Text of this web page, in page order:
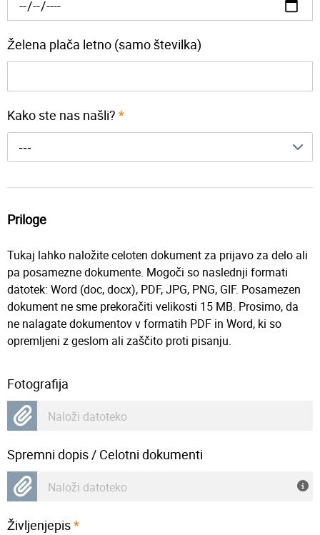
Želena plača letno (samo številka)
Kako ste nas našli? *
---
Priloge
Tukaj lahko naložite celoten dokument za prijavo za delo ali
pa posamezne dokumente. Mogoči so naslednji formati
datotek: Word (doc, docx), PDF, JPG, PNG, GIF. Posamezen
dokument ne sme prekoračiti velikosti 15 MB. Prosimo, da
ne nalagate dokumentov v formatih PDF in Word, ki so
opremljeni z geslom ali zaščito proti pisanju.
Fotografija
Naloži datoteko
Spremni dopis / Celotni dokumenti
Naloži datoteko
Življenjepis*